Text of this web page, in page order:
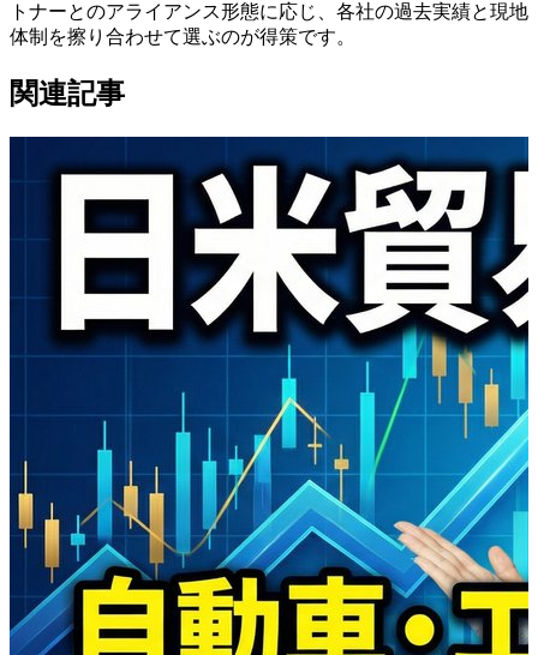
トナーとのアライアンス形態に応じ、各社の過去実績と現地
体制を擦り合わせて選ぶのが得策です。
関連記事